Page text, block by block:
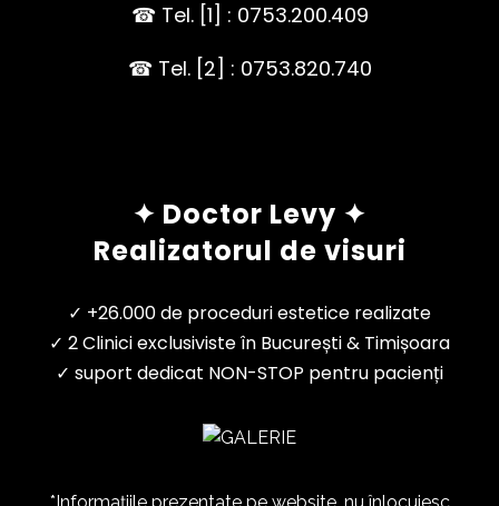
☎ Tel. [1] : 0753.200.409
☎ Tel. [2] : 0753.820.740
✦ Doctor Levy ✦
Realizatorul de visuri
✓ +26.000 de proceduri estetice realizate
✓ 2 Clinici exclusiviste în București & Timișoara
✓ suport dedicat NON-STOP pentru pacienți